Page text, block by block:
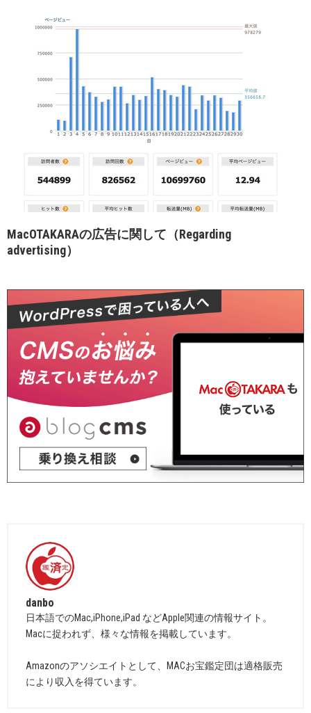
MacOTAKARAの広告に関して（Regarding
advertising）
danbo
日本語でのMac,iPhone,iPad などApple関連の情報サイト。
Macに捉われず、様々な情報を掲載しています。
Amazonのアソシエイトとして、MACお宝鑑定団は適格販売
により収入を得ています。